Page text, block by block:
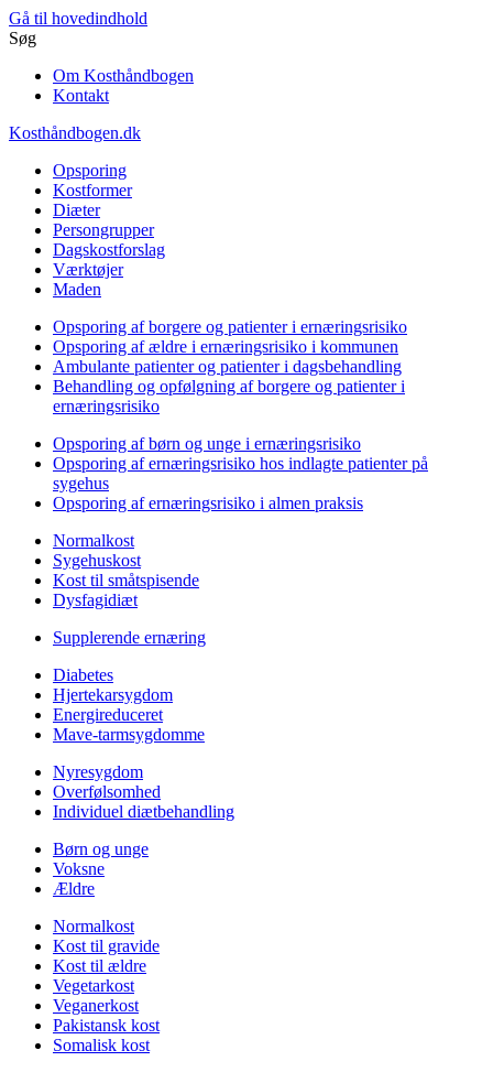
Gå til hovedindhold
Søg
Om Kosthåndbogen
Kontakt
Kosthåndbogen.dk
Opsporing
Kostformer
Diæter
Persongrupper
Dagskostforslag
Værktøjer
Maden
Opsporing af borgere og patienter i ernæringsrisiko
Opsporing af ældre i ernæringsrisiko i kommunen
Ambulante patienter og patienter i dagsbehandling
Behandling og opfølgning af borgere og patienter i
ernæringsrisiko
Opsporing af børn og unge i ernæringsrisiko
Opsporing af ernæringsrisiko hos indlagte patienter på
sygehus
Opsporing af ernæringsrisiko i almen praksis
Normalkost
Sygehuskost
Kost til småtspisende
Dysfagidiæt
Supplerende ernæring
Diabetes
Hjertekarsygdom
Energireduceret
Mave-tarmsygdomme
Nyresygdom
Overfølsomhed
Individuel diætbehandling
Børn og unge
Voksne
Ældre
Normalkost
Kost til gravide
Kost til ældre
Vegetarkost
Veganerkost
Pakistansk kost
Somalisk kost